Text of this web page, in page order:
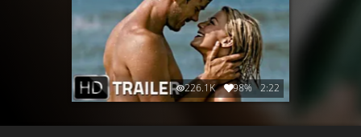
226.1K 98% 2:22